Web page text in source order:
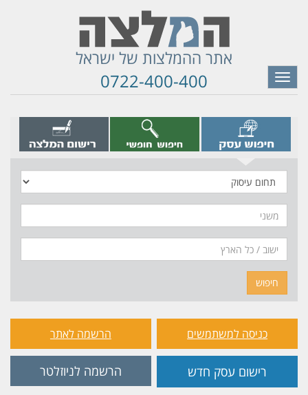
אתר ההמלצות של ישראל
0722-400-400
Toggle
navigation
עיסוק
חיפוש
כניסה למשתמשים הרשמה לאתר
רישום עסק חדש הרשמה לניוזלטר